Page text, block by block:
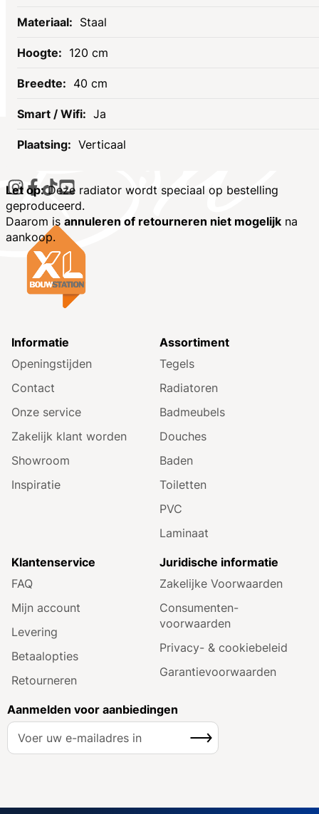
Staal
120 cm
40 cm
Ja
Verticaal
Let op:Deze radiator wordt speciaal op bestelling
geproduceerd.
Daarom is annuleren of retourneren niet mogelijk na
aankoop.
Informatie
Openingstijden
Contact
Onze service
Zakelijk klant worden
Showroom
Inspiratie
Assortiment
Tegels
Radiatoren
Badmeubels
Douches
Baden
Toiletten
PVC
Laminaat
Klantenservice
FAQ
Mijn account
Levering
Betaalopties
Retourneren
Juridische informatie
Zakelijke Voorwaarden
Consumenten­
voorwaarden
Privacy- & cookiebeleid
Garantie­voorwaarden
Aanmelden voor aanbiedingen
A
e
Inschrijven